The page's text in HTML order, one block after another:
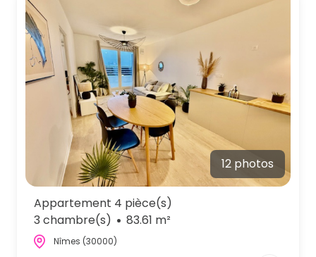
12 photos
Appartement 4 pièce(s)
3 chambre(s)
83.61 m²
Nîmes (30000)